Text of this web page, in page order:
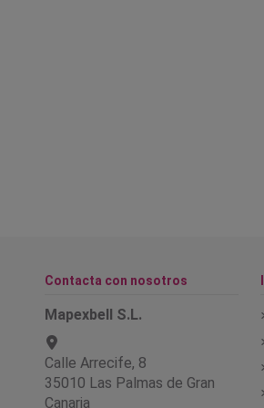
Contacta con nosotros
Mapexbell S.L.
Calle Arrecife, 8
35010 Las Palmas de Gran
Canaria